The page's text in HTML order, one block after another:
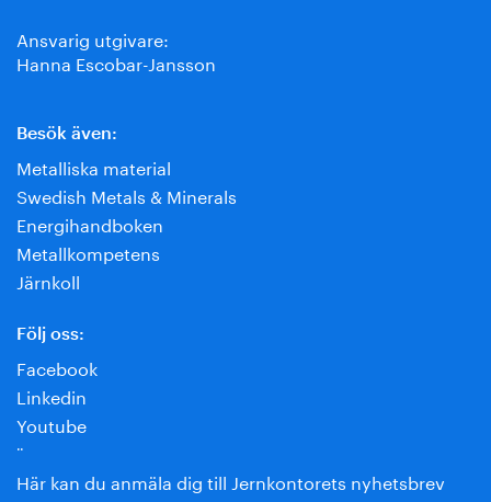
Ansvarig utgivare:
Hanna Escobar-Jansson
Besök även:
Metalliska material
Swedish Metals & Minerals
Energihandboken
Metallkompetens
Järnkoll
Följ oss:
Facebook
Linkedin
Youtube
¨
Här kan du anmäla dig till Jernkontorets nyhetsbrev